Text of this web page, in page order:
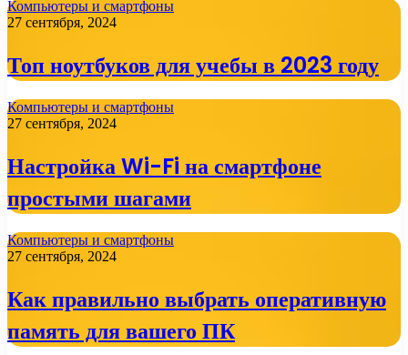
Компьютеры и смартфоны
27 сентября, 2024
Топ ноутбуков для учебы в 2023 году
Компьютеры и смартфоны
27 сентября, 2024
Настройка Wi-Fi на смартфоне
простыми шагами
Компьютеры и смартфоны
27 сентября, 2024
Как правильно выбрать оперативную
память для вашего ПК